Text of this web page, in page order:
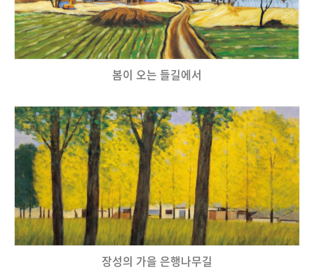
봄이 오는 들길에서
장성의 가을 은행나무길